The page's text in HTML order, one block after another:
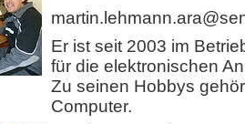
Er ist seit 2003 im
für die elektronischen
Zu seinen Hobbys
Computer.